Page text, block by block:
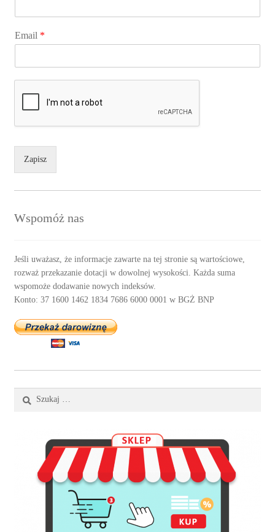
Email *
Zapisz
Wspomóż nas
Jeśli uważasz, że informacje zawarte na tej stronie są wartościowe,
rozważ przekazanie dotacji w dowolnej wysokości. Każda suma
wspomoże dodawanie nowych indeksów.
Konto: 37 1600 1462 1834 7686 6000 0001 w BGŻ BNP